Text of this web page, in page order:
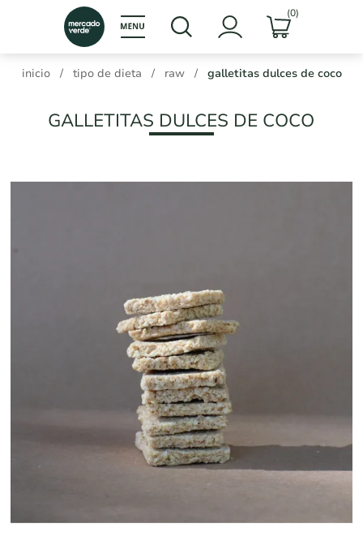
(0)
inicio / tipo de dieta / raw / galletitas dulces de coco
GALLETITAS DULCES DE COCO